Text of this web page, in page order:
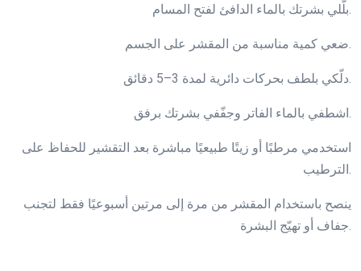
بلّلي بشرتك بالماء الدافئ لفتح المسام.
ضعي كمية مناسبة من المقشر على الجسم.
دلّكي بلطف بحركات دائرية لمدة 3–5 دقائق.
اشطفي بالماء الفاتر وجفّفي بشرتك برفق.
استخدمي مرطبًا أو زيتًا طبيعيًا مباشرة بعد التقشير للحفاظ على
الترطيب.
ينصح باستخدام المقشر من مرة إلى مرتين أسبوعيًا فقط لتجنب
جفاف أو تهيّج البشرة.